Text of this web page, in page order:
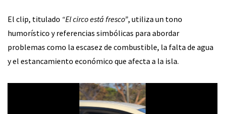
El clip, titulado “El circo está fresco”, utiliza un tono
humorístico y referencias simbólicas para abordar
problemas como la escasez de combustible, la falta de agua
y el estancamiento económico que afecta a la isla.